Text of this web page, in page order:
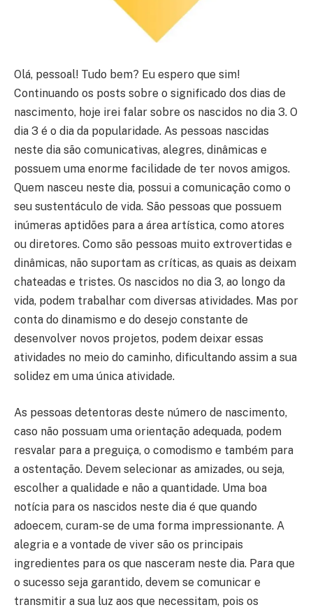
Olá, pessoal! Tudo bem? Eu espero que sim!
Continuando os posts sobre o significado dos dias de
nascimento, hoje irei falar sobre os nascidos no dia 3. O
dia 3 é o dia da popularidade. As pessoas nascidas
neste dia são comunicativas, alegres, dinâmicas e
possuem uma enorme facilidade de ter novos amigos.
Quem nasceu neste dia, possui a comunicação como o
seu sustentáculo de vida. São pessoas que possuem
inúmeras aptidões para a área artística, como atores
ou diretores. Como são pessoas muito extrovertidas e
dinâmicas, não suportam as críticas, as quais as deixam
chateadas e tristes. Os nascidos no dia 3, ao longo da
vida, podem trabalhar com diversas atividades. Mas por
conta do dinamismo e do desejo constante de
desenvolver novos projetos, podem deixar essas
atividades no meio do caminho, dificultando assim a sua
solidez em uma única atividade.
As pessoas detentoras deste número de nascimento,
caso não possuam uma orientação adequada, podem
resvalar para a preguiça, o comodismo e também para
a ostentação. Devem selecionar as amizades, ou seja,
escolher a qualidade e não a quantidade. Uma boa
notícia para os nascidos neste dia é que quando
adoecem, curam-se de uma forma impressionante. A
alegria e a vontade de viver são os principais
ingredientes para os que nasceram neste dia. Para que
o sucesso seja garantido, devem se comunicar e
transmitir a sua luz aos que necessitam, pois os